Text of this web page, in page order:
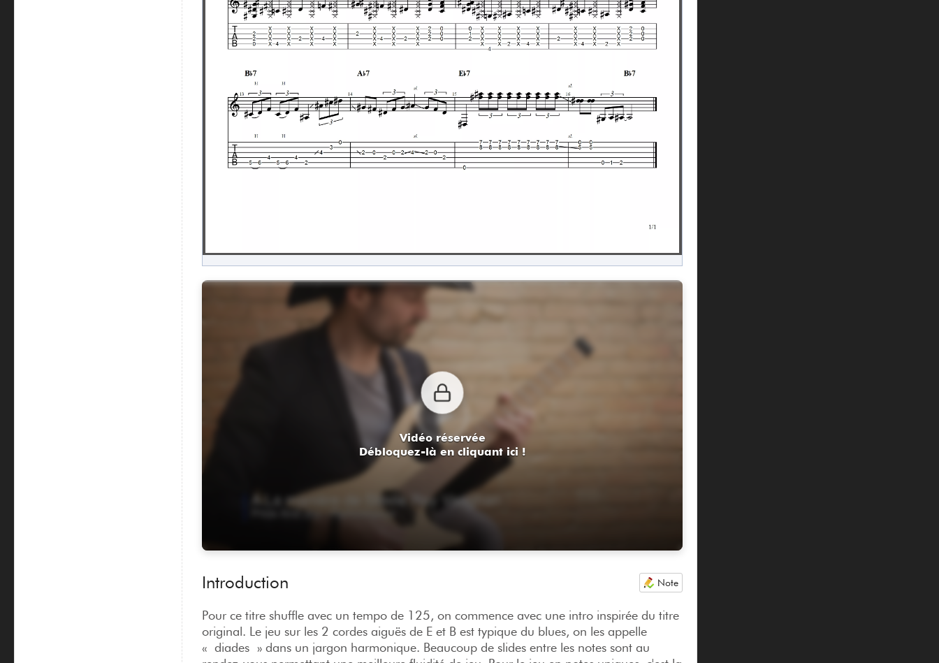
Vidéo réservée
Débloquez-là en cliquant ici !
Introduction Note
Pour ce titre shuffle avec un tempo de 125, on commence avec une intro inspirée du titre
original. Le jeu sur les 2 cordes aiguës de E et B est typique du blues, on les appelle
« diades » dans un jargon harmonique. Beaucoup de slides entre les notes sont au